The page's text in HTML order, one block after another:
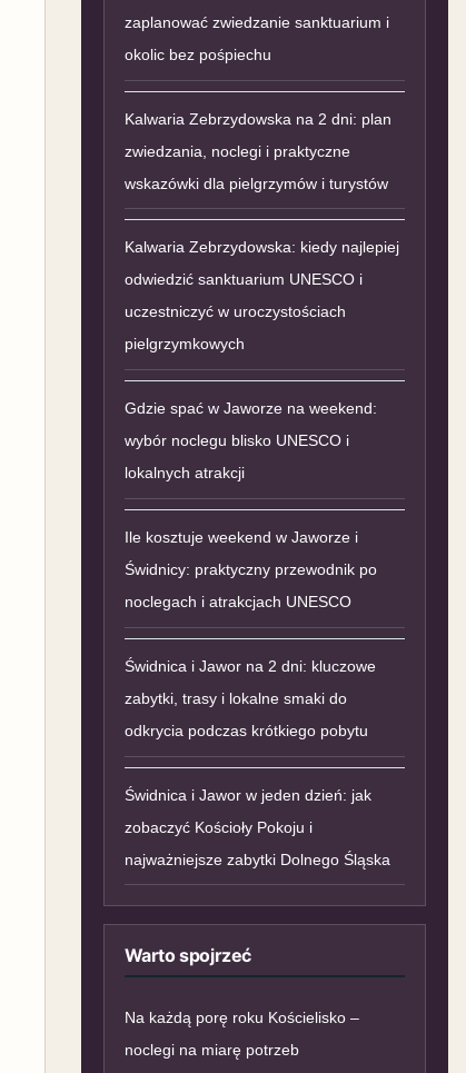
zaplanować zwiedzanie sanktuarium i
okolic bez pośpiechu
Kalwaria Zebrzydowska na 2 dni: plan
zwiedzania, noclegi i praktyczne
wskazówki dla pielgrzymów i turystów
Kalwaria Zebrzydowska: kiedy najlepiej
odwiedzić sanktuarium UNESCO i
uczestniczyć w uroczystościach
pielgrzymkowych
Gdzie spać w Jaworze na weekend:
wybór noclegu blisko UNESCO i
lokalnych atrakcji
Ile kosztuje weekend w Jaworze i
Świdnicy: praktyczny przewodnik po
noclegach i atrakcjach UNESCO
Świdnica i Jawor na 2 dni: kluczowe
zabytki, trasy i lokalne smaki do
odkrycia podczas krótkiego pobytu
Świdnica i Jawor w jeden dzień: jak
zobaczyć Kościoły Pokoju i
najważniejsze zabytki Dolnego Śląska
Warto spojrzeć
Na każdą porę roku Kościelisko –
noclegi na miarę potrzeb